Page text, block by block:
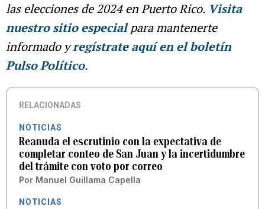
las elecciones de 2024 en Puerto Rico. Visita
nuestro sitio especialpara mantenerte
informado yregístrate aquí en el boletín
Pulso Político.
RELACIONADAS
NOTICIAS
Reanuda el escrutinio con la expectativa de
completar conteo de San Juan y la incertidumbre
del trámite con voto por correo
Por Manuel Guillama Capella
NOTICIAS